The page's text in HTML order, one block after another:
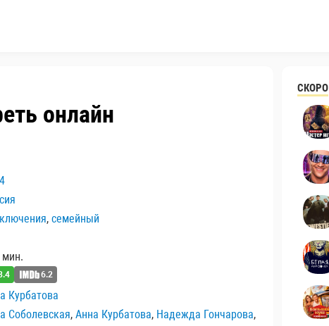
онлайн
, семейный
мин.
6.2
Курбатова
Соболевская, Анна Курбатова, Надежда Гончарова,
СКОРО